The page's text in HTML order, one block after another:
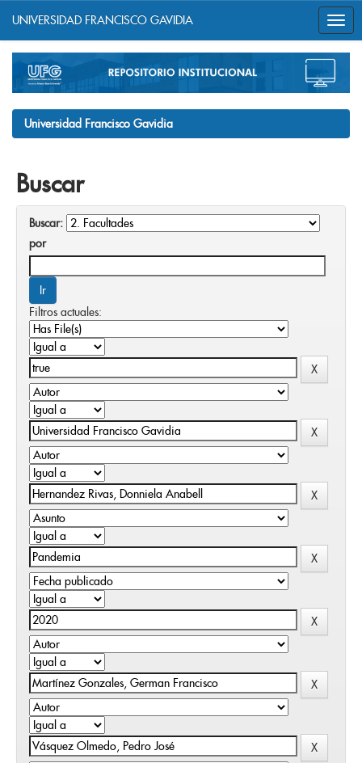
navigation
UNIVERSIDAD FRANCISCO GAVIDIA
Universidad Francisco Gavidia
Buscar
Buscar:
por
Filtros actuales: